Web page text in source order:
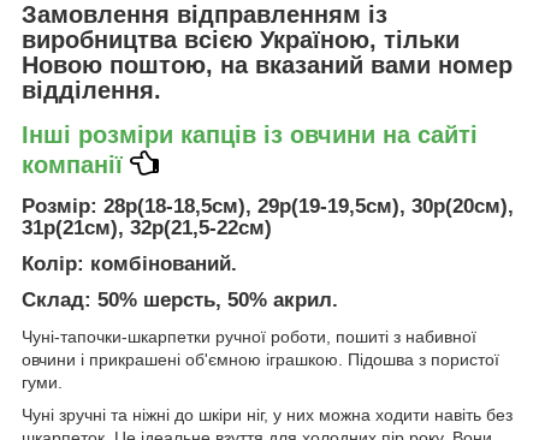
Замовлення відправленням із
виробництва всією Україною, тільки
Новою поштою, на вказаний вами номер
відділення.
Інші розміри капців із овчини на сайті
компанії
Розмір: 28р(18-18,5см), 29р(19-19,5см), 30р(20см),
31р(21см), 32р(21,5-22см)
Колір: комбінований.
Склад: 50% шерсть, 50% акрил.
Чуні-тапочки-шкарпетки ручної роботи, пошиті з набивної
овчини і прикрашені об'ємною іграшкою. Підошва з пористої
гуми.
Чуні зручні та ніжні до шкіри ніг, у них можна ходити навіть без